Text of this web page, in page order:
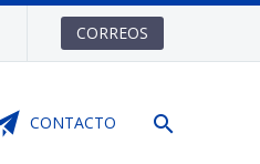
CORREOS
CONTACTO